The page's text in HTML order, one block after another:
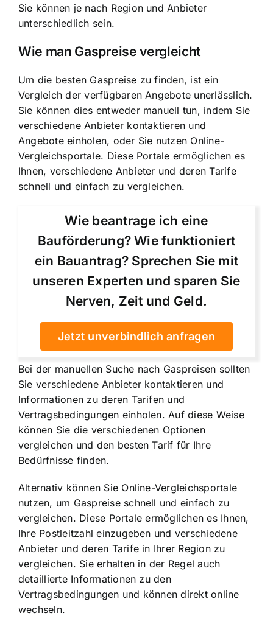
Sie können je nach Region und Anbieter
unterschiedlich sein.
Wie man Gaspreise vergleicht
Um die besten Gaspreise zu finden, ist ein
Vergleich der verfügbaren Angebote unerlässlich.
Sie können dies entweder manuell tun, indem Sie
verschiedene Anbieter kontaktieren und
Angebote einholen, oder Sie nutzen Online-
Vergleichsportale. Diese Portale ermöglichen es
Ihnen, verschiedene Anbieter und deren Tarife
schnell und einfach zu vergleichen.
Wie beantrage ich eine
Bauförderung? Wie funktioniert
ein Bauantrag? Sprechen Sie mit
unseren Experten und sparen Sie
Nerven, Zeit und Geld.
Jetzt unverbindlich anfragen
Bei der manuellen Suche nach Gaspreisen sollten
Sie verschiedene Anbieter kontaktieren und
Informationen zu deren Tarifen und
Vertragsbedingungen einholen. Auf diese Weise
können Sie die verschiedenen Optionen
vergleichen und den besten Tarif für Ihre
Bedürfnisse finden.
Alternativ können Sie Online-Vergleichsportale
nutzen, um Gaspreise schnell und einfach zu
vergleichen. Diese Portale ermöglichen es Ihnen,
Ihre Postleitzahl einzugeben und verschiedene
Anbieter und deren Tarife in Ihrer Region zu
vergleichen. Sie erhalten in der Regel auch
detaillierte Informationen zu den
Vertragsbedingungen und können direkt online
wechseln.